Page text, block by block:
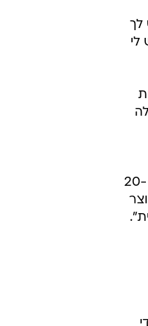
לך
לי